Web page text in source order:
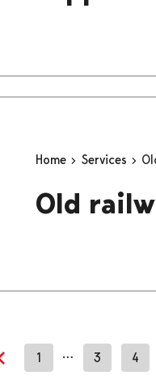
Home Services
Old
Previous page
1 … 3 4